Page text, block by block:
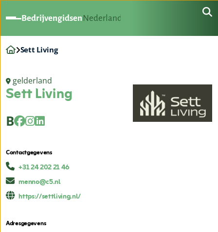
Bedrijvengidsen Nederland
Sett Living
gelderland
Sett Living
B
Contactgegevens
+31 24 202 21 46
menno@c5.nl
https://settliving.nl/
Adresgegevens